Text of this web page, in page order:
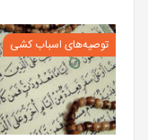
توصیه‌های اسباب کشی